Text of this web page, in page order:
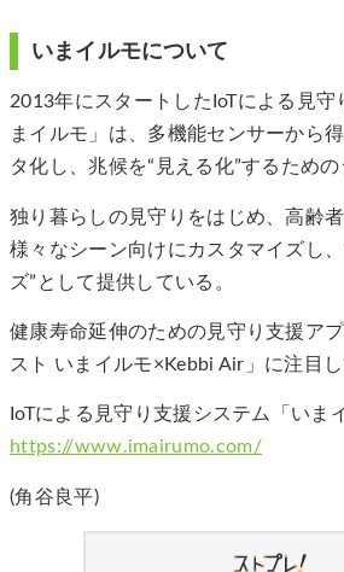
いまイルモについて
2013年にスタートしたIoTによる見守
まイルモ」は、多機能センサーから
タ化し、兆候を“見える化”するための
独り暮らしの見守りをはじめ、高齢
様々なシーン向けにカスタマイズし
ズ”として提供している。
健康寿命延伸のための見守り支援ア
スト いまイルモ×Kebbi Air」に注目し
IoTによる見守り支援システム「いま
https://www.imairumo.com/
(角谷良平)